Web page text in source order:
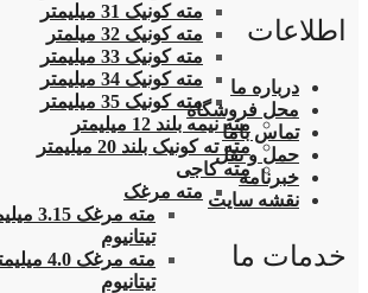
مته کونیک 31 میلیمتر
مته کونیک 32 میلمتر
مته کونیک 33 میلیمتر
مته کونیک 34 میلیمتر
مته کونیک 35 میلیمتر
مته نیمه بلند 12 میلیمتر
مته ته کونیک بلند 20 میلیمتر
مته کاجی
مته مرغک
مته
تیتانیوم
مته
تیتانیوم
اطلاعات
درباره ما
محل فروشگاه
تماس باما
حمل و نقل
خبرنامه
نقشه سایت
خدمات ما